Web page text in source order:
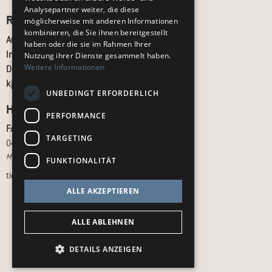
Recht und Ordnung
AGB
Impressum
Datenschutz
kj.de
Hilfe & Support
FAQ
040 - 413 22 60
Montag bis Freitag, 10:00 bis 18:00 Uhr
tickets@kj.de
Analysepartner weiter, die diese
möglicherweise mit anderen Informationen
kombinieren, die Sie ihnen bereitgestellt
haben oder die sie im Rahmen Ihrer
Nutzung ihrer Dienste gesammelt haben.
Weitere Informationen
UNBEDINGT ERFORDERLICH
PERFORMANCE
TARGETING
FUNKTIONALITÄT
ALLE AKZEPTIEREN
ALLE ABLEHNEN
DETAILS ANZEIGEN